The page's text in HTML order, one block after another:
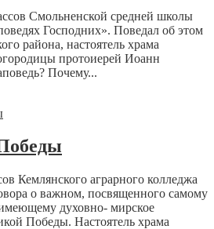
Смольненской средней школы
Господних». Поведал об этом
района, настоятель храма
протоиерей Иоанн
Почему...
Кемлянского аграрного колледжа
о важном, посвященного самому
духовно- мирское
Победы. Настоятель храма